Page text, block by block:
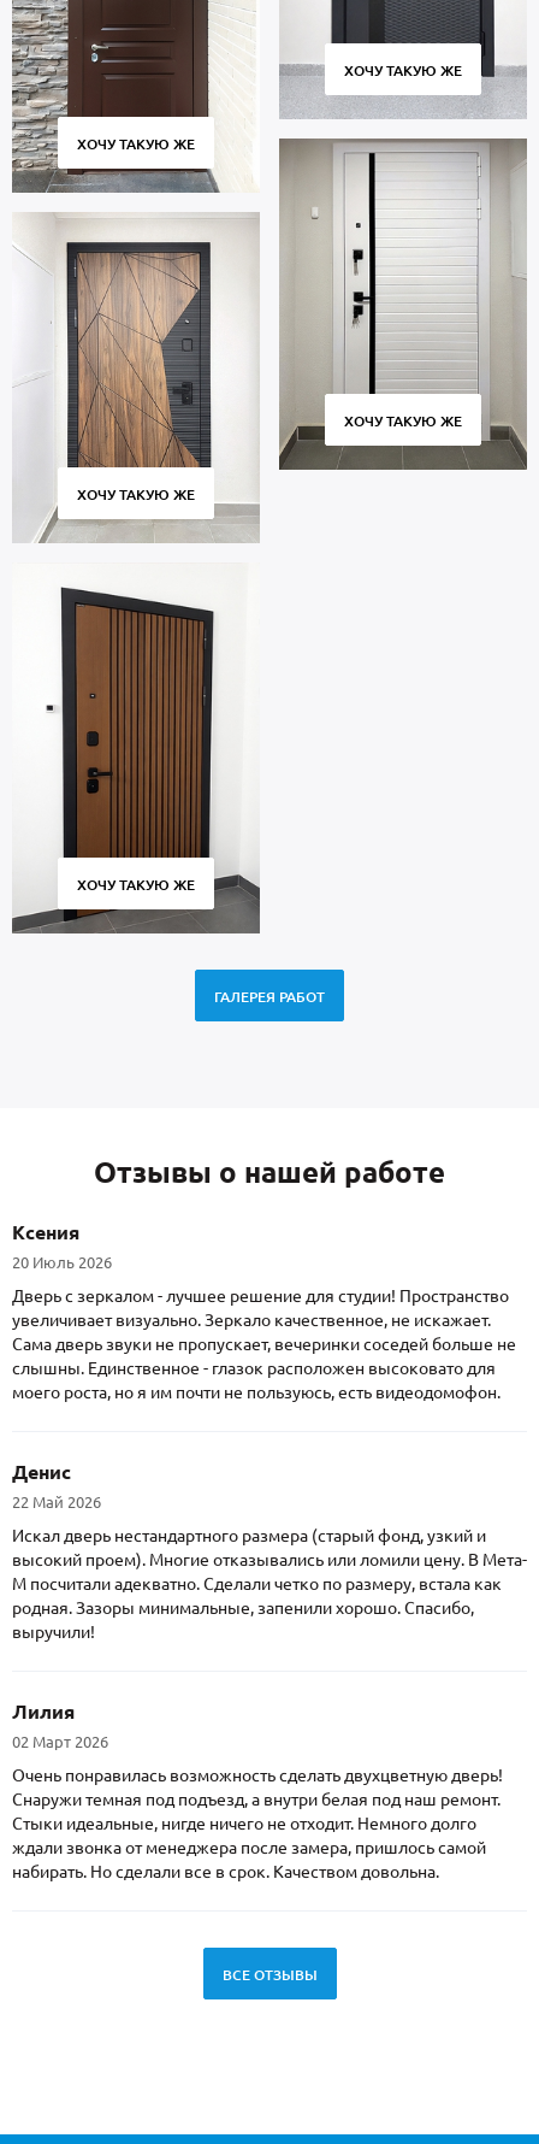
ХОЧУ ТАКУЮ ЖЕ
ХОЧУ ТАКУЮ ЖЕ
ХОЧУ ТАКУЮ ЖЕ
ХОЧУ ТАКУЮ ЖЕ
ХОЧУ ТАКУЮ ЖЕ
ГАЛЕРЕЯ РАБОТ
Отзывы о нашей работе
Ксения
20 Июль 2026
Дверь с зеркалом - лучшее решение для студии! Пространство
увеличивает визуально. Зеркало качественное, не искажает.
Сама дверь звуки не пропускает, вечеринки соседей больше не
слышны. Единственное - глазок расположен высоковато для
моего роста, но я им почти не пользуюсь, есть видеодомофон.
Денис
22 Май 2026
Искал дверь нестандартного размера (старый фонд, узкий и
высокий проем). Многие отказывались или ломили цену. В Мета-
М посчитали адекватно. Сделали четко по размеру, встала как
родная. Зазоры минимальные, запенили хорошо. Спасибо,
выручили!
Лилия
02 Март 2026
Очень понравилась возможность сделать двухцветную дверь!
Снаружи темная под подъезд, а внутри белая под наш ремонт.
Стыки идеальные, нигде ничего не отходит. Немного долго
ждали звонка от менеджера после замера, пришлось самой
набирать. Но сделали все в срок. Качеством довольна.
ВСЕ ОТЗЫВЫ